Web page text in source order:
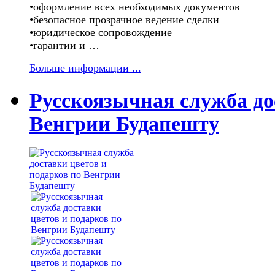
•оформление всех необходимых документов
•безопасное прозрачное ведение сделки
•юридическое сопровождение
•гарантии и …
Больше информации ...
Русскоязычная служба
Венгрии Будапешту